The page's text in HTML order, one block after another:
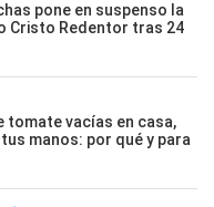
pone en suspenso la
Cristo Redentor tras 24
tomate vacías en casa,
manos: por qué y para